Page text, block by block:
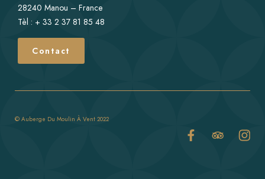
28240 Manou – France
Tèl : + 33 2 37 81 85 48
Contact
© Auberge Du Moulin À Vent 2022